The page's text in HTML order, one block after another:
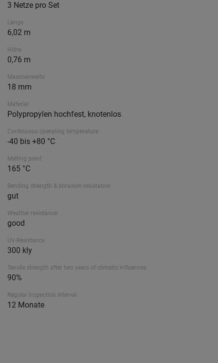
3 Netze pro Set
Länge
6,02 m
Höhe
0,76 m
Maschenweite
18 mm
Material
Polypropylen hochfest, knotenlos
Continuous operating temperature
-40 bis +80 °C
Melting point
165 °C
Bending strength & abrasion resistance
gut
Weather resistance
good
UV-Resistance
300 kly
Tensile strength after two years of climatic influences
90%
Regular Inspection Interval
12 Monate